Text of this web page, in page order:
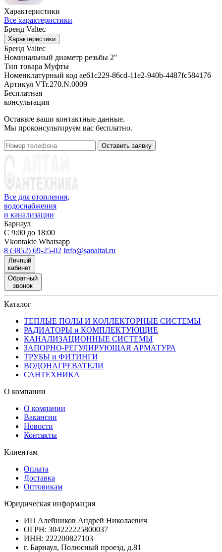
Характеристики
Все характеристики
Бренд Valtec
Характеристики
Бренд Valtec
Номинальный диаметр резьбы 2"
Тип товара Муфты
Номенклатурный код ae61c229-86cd-11e2-940b-4487fc584176
Артикул VTr.270.N.0009
Бесплатная
консультация
Оставьте ваши контактные данные.
Мы проконсультируем вас бесплатно.
Оставить заявку
Все для отопления,
водоснабжения
и канализации
Барнаул
С 9:00 до 18:00
Vkontakte Whatsapp
8 (3852) 69-25-02 Info@sanaltai.ru
Личный
кабинет
Обратный
звонок
Каталог
ТЕПЛЫЕ ПОЛЫ И КОЛЛЕКТОРНЫЕ СИСТЕМЫ
РАДИАТОРЫ и КОМПЛЕКТУЮЩИЕ
КАНАЛИЗАЦИОННЫЕ СИСТЕМЫ
ЗАПОРНО-РЕГУЛИРУЮЩАЯ АРМАТУРА
ТРУБЫ и ФИТИНГИ
ВОДОНАГРЕВАТЕЛИ
САНТЕХНИКА
О компании
О компании
Вакансии
Новости
Контакты
Клиентам
Оплата
Доставка
Оптовикам
Юридическая информация
ИП Алейников Андрей Николаевич
ОГРН: 304222225800037
ИНН: 222200827103
г. Барнаул, Полюсный проезд, д.81